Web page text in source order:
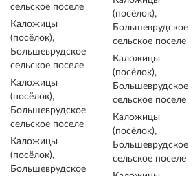
сельское поселе
Каложицы
(посёлок),
Большеврудское
сельское поселе
Каложицы
(посёлок),
Большеврудское
сельское поселе
Каложицы
(посёлок),
Большеврудское
(посёлок),
Большеврудское
сельское поселе
Каложицы
(посёлок),
Большеврудское
сельское поселе
Каложицы
(посёлок),
Большеврудское
сельское поселе